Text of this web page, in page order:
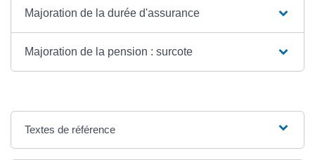
Majoration de la durée d'assurance
Majoration de la pension : surcote
Textes de référence